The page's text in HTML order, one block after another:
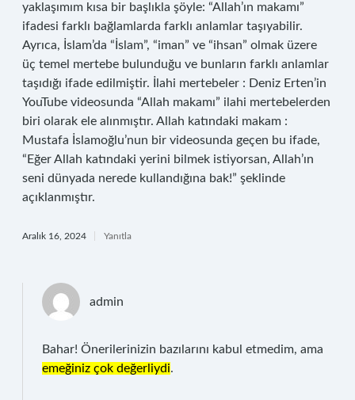
yaklaşımım kısa bir başlıkla şöyle: “Allah’ın makamı”
ifadesi farklı bağlamlarda farklı anlamlar taşıyabilir.
Ayrıca, İslam’da “İslam”, “iman” ve “ihsan” olmak üzere
üç temel mertebe bulunduğu ve bunların farklı anlamlar
taşıdığı ifade edilmiştir. İlahi mertebeler : Deniz Erten’in
YouTube videosunda “Allah makamı” ilahi mertebelerden
biri olarak ele alınmıştır. Allah katındaki makam :
Mustafa İslamoğlu’nun bir videosunda geçen bu ifade,
“Eğer Allah katındaki yerini bilmek istiyorsan, Allah’ın
seni dünyada nerede kullandığına bak!” şeklinde
açıklanmıştır.
Aralık 16, 2024 Yanıtla
admin
Bahar! Önerilerinizin bazılarını kabul etmedim, ama
emeğiniz çok değerliydi.